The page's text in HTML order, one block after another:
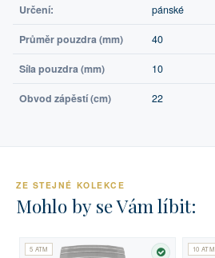
Určení: pánské
Průměr pouzdra (mm) 40
Síla pouzdra (mm) 10
Obvod zápěstí (cm) 22
ZE STEJNÉ KOLEKCE
Mohlo by se Vám líbit:
5 ATM 10 ATM